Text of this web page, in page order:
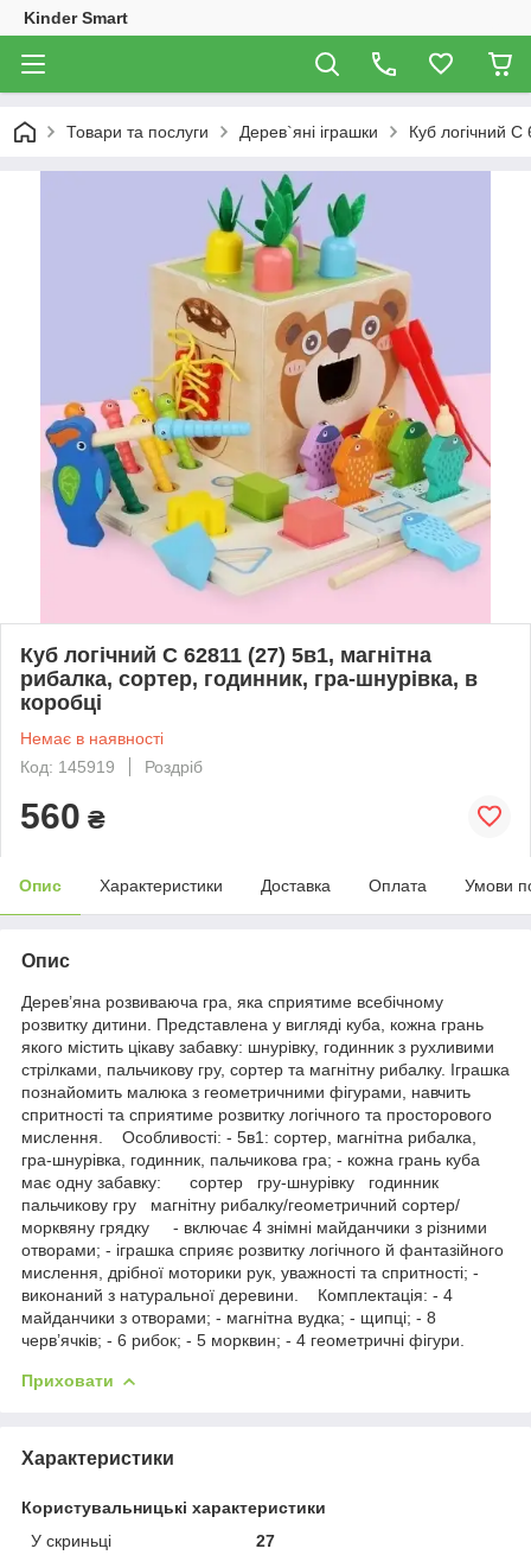
Kinder Smart
Товари та послуги Дерев`яні іграшки Куб логічний С
Куб логічний С 62811 (27) 5в1, магнітна
рибалка, сортер, годинник, гра-шнурівка, в
коробці
Немає в наявності
Код: 145919
Роздріб
560 ₴
Опис Характеристики Доставка Оплата Умови
Опис
Дерев’яна розвиваюча гра, яка сприятиме всебічному
розвитку дитини. Представлена у вигляді куба, кожна грань
якого містить цікаву забавку: шнурівку, годинник з рухливими
стрілками, пальчикову гру, сортер та магнітну рибалку. Іграшка
познайомить малюка з геометричними фігурами, навчить
спритності та сприятиме розвитку логічного та просторового
мислення. Особливості: - 5в1: сортер, магнітна рибалка,
гра-шнурівка, годинник, пальчикова гра; - кожна грань куба
має одну забавку: сортер гру-шнурівку годинник
пальчикову гру магнітну рибалку/геометричний сортер/
морквяну грядку - включає 4 знімні майданчики з різними
отворами; - іграшка сприяє розвитку логічного й фантазійного
мислення, дрібної моторики рук, уважності та спритності; -
виконаний з натуральної деревини. Комплектація: - 4
майданчики з отворами; - магнітна вудка; - щипці; - 8
черв’ячків; - 6 рибок; - 5 морквин; - 4 геометричні фігури.
Приховати
Характеристики
Користувальницькі характеристики
У скриньці
27